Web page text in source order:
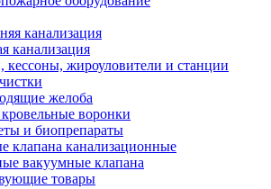
канализация
канализация
кессоны, жироуловители и станции
желоба
воронки
и биопрепараты
клапана канализационные
вакуумные клапана
товары